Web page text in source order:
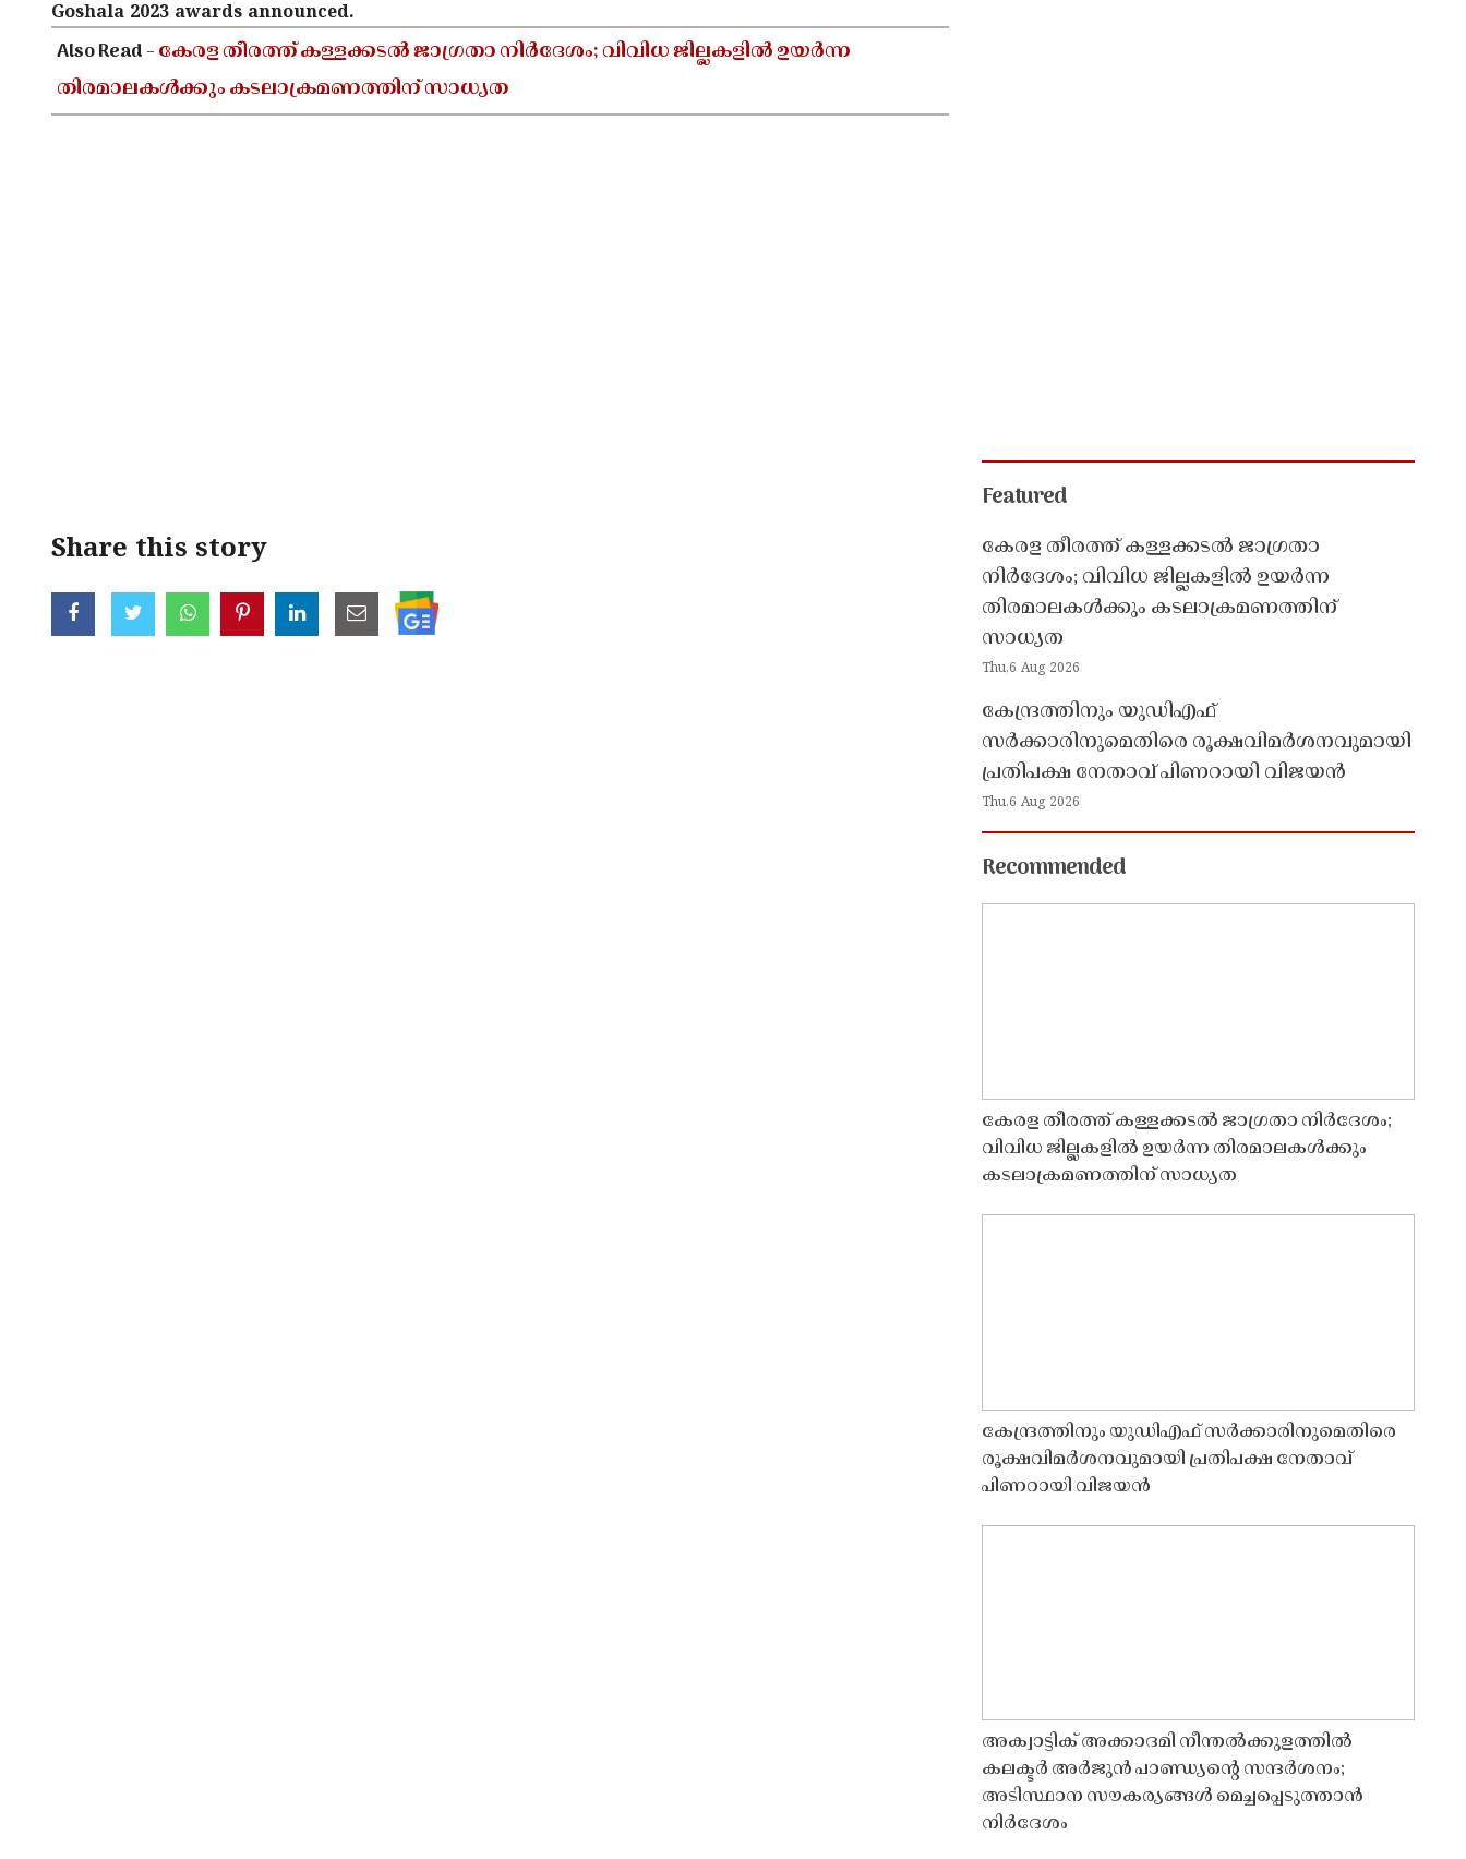
Goshala 2023 awards announced.
Also Read -കേരള തീരത്ത് കള്ളക്കടൽ ജാഗ്രതാ നിർദേശം; വിവിധ ജില്ലകളിൽ ഉയർന്ന
തിരമാലകൾക്കും കടലാക്രമണത്തിന് സാധ്യത
Share this story
Featured
കേരള തീരത്ത് കള്ളക്കടൽ ജാഗ്രതാ
നിർദേശം; വിവിധ ജില്ലകളിൽ ഉയർന്ന
തിരമാലകൾക്കും കടലാക്രമണത്തിന്
സാധ്യത
Thu,6 Aug 2026
കേന്ദ്രത്തിനും യുഡിഎഫ്
സർക്കാരിനുമെതിരെ രൂക്ഷവിമർശനവുമായി
പ്രതിപക്ഷ നേതാവ് പിണറായി വിജയൻ
Thu,6 Aug 2026
Recommended
കേരള തീരത്ത് കള്ളക്കടൽ ജാഗ്രതാ നിർദേശം;
വിവിധ ജില്ലകളിൽ ഉയർന്ന തിരമാലകൾക്കും
കടലാക്രമണത്തിന് സാധ്യത
കേന്ദ്രത്തിനും യുഡിഎഫ് സർക്കാരിനുമെതിരെ
രൂക്ഷവിമർശനവുമായി പ്രതിപക്ഷ നേതാവ്
പിണറായി വിജയൻ
അക്വാട്ടിക് അക്കാദമി നീന്തൽക്കുളത്തിൽ
കലക്ടർ അർജുൻ പാണ്ഡ്യൻ്റെ സന്ദർശനം;
അടിസ്ഥാന സൗകര്യങ്ങൾ മെച്ചപ്പെടുത്താൻ
നിർദേശം